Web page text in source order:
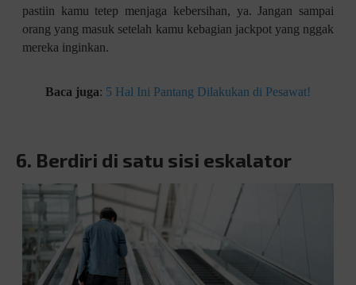
pastiin kamu tetep menjaga kebersihan, ya. Jangan sampai
orang yang masuk setelah kamu kebagian jackpot yang nggak
mereka inginkan.
Baca juga: 5 Hal Ini Pantang Dilakukan di Pesawat!
6. Berdiri di satu sisi eskalator